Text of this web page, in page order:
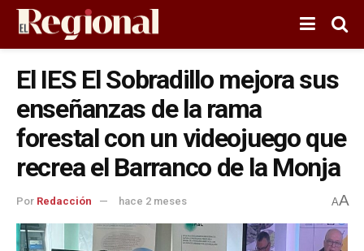
El IES El Sobradillo mejora sus
enseñanzas de la rama
forestal con un videojuego que
recrea el Barranco de la Monja
Por Redacción hace 2 meses AA